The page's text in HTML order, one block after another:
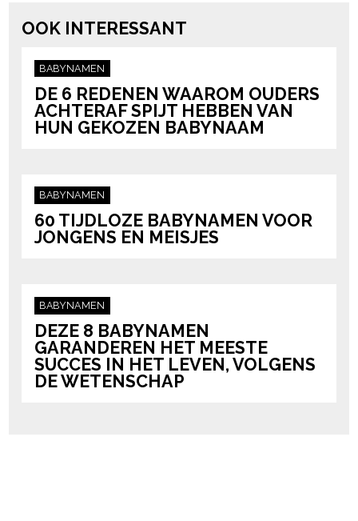
OOK INTERESSANT
BABYNAMEN
DE 6 REDENEN WAAROM OUDERS
ACHTERAF SPIJT HEBBEN VAN
HUN GEKOZEN BABYNAAM
BABYNAMEN
60 TIJDLOZE BABYNAMEN VOOR
JONGENS EN MEISJES
BABYNAMEN
DEZE 8 BABYNAMEN
GARANDEREN HET MEESTE
SUCCES IN HET LEVEN, VOLGENS
DE WETENSCHAP